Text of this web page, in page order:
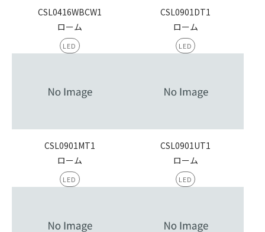
CSL0416WBCW1
ローム
LED
CSL0901DT1
ローム
LED
CSL0901MT1
ローム
LED
CSL0901UT1
ローム
LED